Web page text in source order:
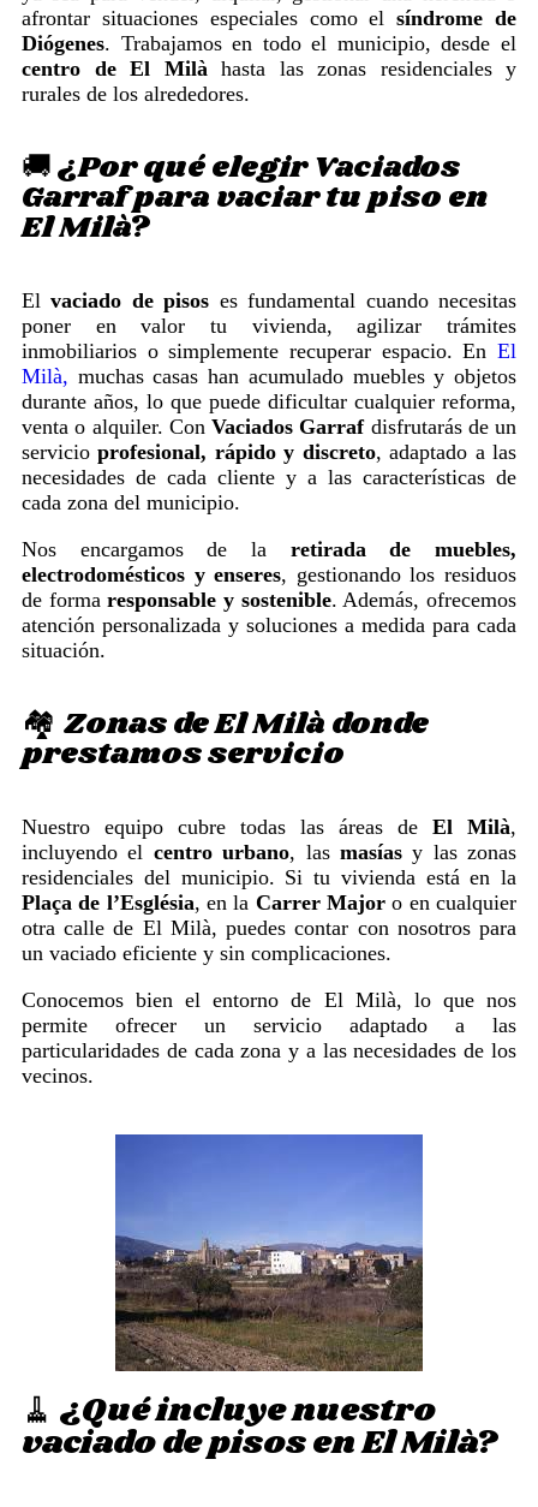
afrontar situaciones especiales como elsíndrome de
Diógenes. Trabajamos en todo el municipio, desde el
centro de El Milà hasta las zonas residenciales y
rurales de los alrededores.
🚚 ¿Por qué elegir Vaciados
Garraf para vaciar tu piso en
El Milà?
Elvaciado de pisos es fundamental cuando necesitas
poner en valor tu vivienda, agilizar trámites
inmobiliarios o simplemente recuperar espacio. En El
Milà, muchas casas han acumulado muebles y objetos
durante años, lo que puede dificultar cualquier reforma,
venta o alquiler. Con Vaciados Garrafdisfrutarás de un
servicioprofesional, rápido y discreto, adaptado a las
necesidades de cada cliente y a las características de
cada zona del municipio.
Nos encargamos de la retirada de muebles,
electrodomésticos y enseres, gestionando los residuos
de formaresponsable y sostenible. Además, ofrecemos
atención personalizada y soluciones a medida para cada
situación.
🏘️ Zonas de El Milà donde
prestamos servicio
Nuestro equipo cubre todas las áreas de El Milà,
incluyendo el centro urbano, las masíasy las zonas
residenciales del municipio. Si tu vivienda está en la
Plaça de l’Església, en la Carrer Major o en cualquier
otra calle de El Milà, puedes contar con nosotros para
un vaciado eficiente y sin complicaciones.
Conocemos bien el entorno de El Milà, lo que nos
permite ofrecer un servicio adaptado a las
particularidades de cada zona y a las necesidades de los
vecinos.
🧹 ¿Qué incluye nuestro
vaciado de pisos en El Milà?